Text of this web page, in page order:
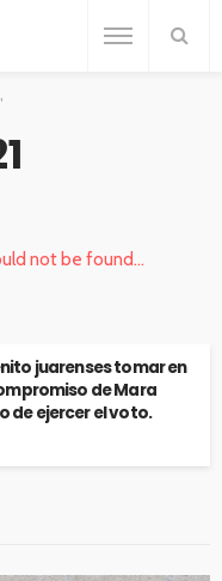
not be found...
juarenses tomar en
de Mara
de ejercer el voto.